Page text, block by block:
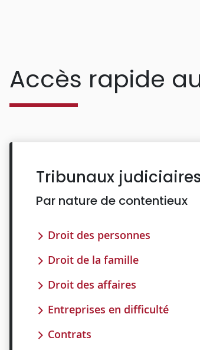
Accès rapide
Tribunaux judiciaires
Par nature de contentieux
Droit des personnes
Droit de la famille
Droit des affaires
Entreprises en difficulté
Contrats